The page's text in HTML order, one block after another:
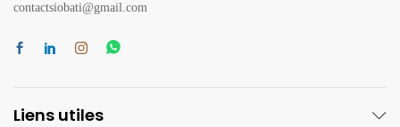
contactsiobati@gmail.com
Liens utiles